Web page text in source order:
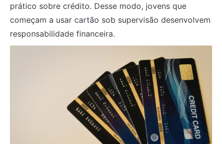
prático sobre crédito. Desse modo, jovens que
começam a usar cartão sob supervisão desenvolvem
responsabilidade financeira.